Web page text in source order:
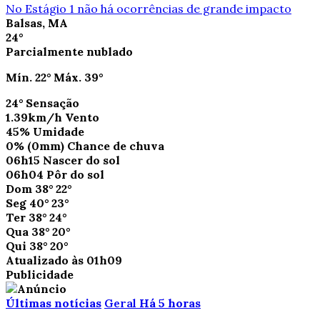
No Estágio 1 não há ocorrências de grande impacto
Balsas, MA
24°
Parcialmente nublado
Mín. 22° Máx. 39°
24° Sensação
1.39km/h Vento
45% Umidade
0% (0mm) Chance de chuva
06h15 Nascer do sol
06h04 Pôr do sol
Dom 38° 22°
Seg 40° 23°
Ter 38° 24°
Qua 38° 20°
Qui 38° 20°
Atualizado às 01h09
Publicidade
Últimas notícias Geral Há 5 horas